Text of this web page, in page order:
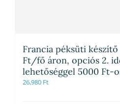
Francia péksüti
Ft/fő áron, opciós 2.
lehetőséggel 5000 Ft-
26,980 Ft